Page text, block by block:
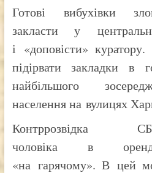
Готові вибухівки
закласти у
і «доповісти» куратору.
підірвати закладки в
найбільшого
населення на вулицях
Контррозвідка
чоловіка в
«на гарячому». В цей